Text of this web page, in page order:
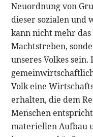
Neuordnung von
dieser sozialen und
kann nicht mehr
Machtstreben,
unseres Volkes sein.
Volk eine
erhalten, die dem
Menschen
materiellen Aufbau